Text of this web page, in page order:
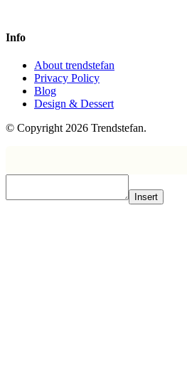
Info
About trendstefan
Privacy Policy
Blog
Design & Dessert
© Copyright 2026 Trendstefan.
Insert